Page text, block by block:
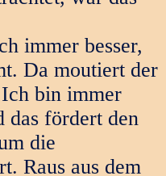
immer besser,
Da moutiert der
bin immer
das fördert den
die
Raus aus dem